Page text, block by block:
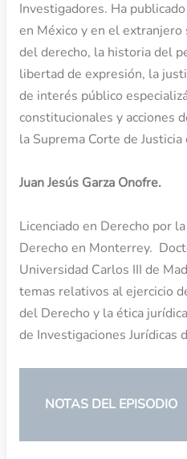
Investigadores. Ha
en México y en el extranjero
del derecho, la historia del
libertad de expresión, la
de interés público
constitucionales y acciones
la Suprema Corte de Justicia
Juan Jesús Garza Onofre.
Licenciado en Derecho por
Derecho en Monterrey.
Universidad Carlos III de
temas relativos al ejercicio
del Derecho y la ética
de Investigaciones Jurídicas
NOTAS DEL EPISODIO